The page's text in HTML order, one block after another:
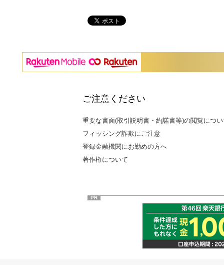
ご注意ください
重要な書面(取引説明書・約諾書等)の閲覧につ
フィッシング詐欺にご注意
登録金融機関にお勤めの方へ
著作権について
PR